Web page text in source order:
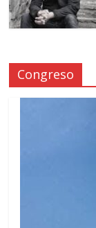
Congreso